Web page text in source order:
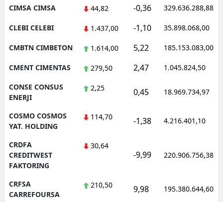
CIMSA CIMSA 44,82 -0,36 329.636.288,88
CLEBI CELEBI 1.437,00 -1,10 35.898.068,00
CMBTN CIMBETON 1.614,00 5,22 185.153.083,00
CMENT CIMENTAS 279,50 2,47 1.045.824,50
CONSE CONSUS
ENERJI
2,25 0,45 18.969.734,97
COSMO COSMOS
YAT. HOLDING
114,70 -1,38 4.216.401,10
CRDFA
CREDITWEST
FAKTORING
30,64
-9,99 220.906.756,38
CRFSA
CARREFOURSA
210,50 9,98 195.380.644,60